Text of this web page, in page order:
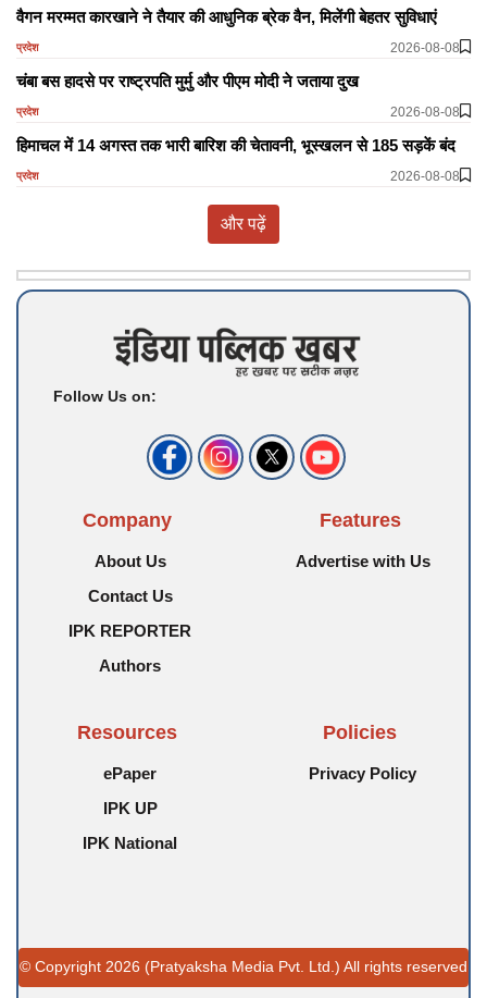
वैगन मरम्मत कारखाने ने तैयार की आधुनिक ब्रेक वैन, मिलेंगी बेहतर सुविधाएं
प्रदेश 2026-08-08
चंबा बस हादसे पर राष्ट्रपति मुर्मु और पीएम मोदी ने जताया दुख
प्रदेश 2026-08-08
हिमाचल में 14 अगस्त तक भारी बारिश की चेतावनी, भूस्खलन से 185 सड़कें बंद
प्रदेश 2026-08-08
और पढ़ें
Follow Us on:
Company
About Us
Contact Us
IPK REPORTER
Authors
Features
Advertise with Us
Resources
ePaper
IPK UP
IPK National
Policies
Privacy Policy
© Copyright 2026 (Pratyaksha Media Pvt. Ltd.) All rights reserved